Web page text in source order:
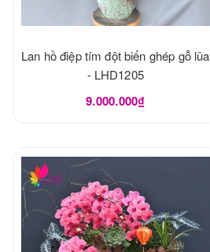
Lan hồ điệp tím đột biến ghép gỗ lũa
- LHD1205
9.000.000₫